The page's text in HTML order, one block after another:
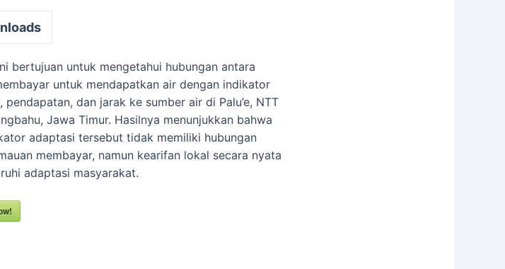
bertujuan untuk mengetahui hubungan antara
untuk mendapatkan air dengan indikator
pendapatan, dan jarak ke sumber air di Palu’e, NTT
Jawa Timur. Hasilnya menunjukkan bahwa
adaptasi tersebut tidak memiliki hubungan
membayar, namun kearifan lokal secara nyata
adaptasi masyarakat.